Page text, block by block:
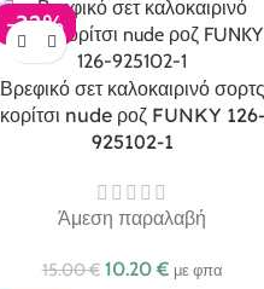
-32%
Βρεφικό σετ καλοκαιρινό σορτς
κορίτσι nude ροζ FUNKY 126-
925102-1
Άμεση παραλαβή
15.00€ 10.20 € με φπα